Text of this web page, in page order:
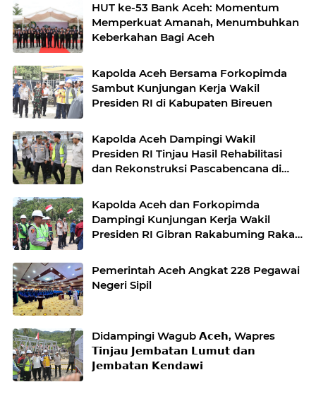
HUT ke-53 Bank Aceh: Momentum
Memperkuat Amanah, Menumbuhkan
Keberkahan Bagi Aceh
Kapolda Aceh Bersama Forkopimda
Sambut Kunjungan Kerja Wakil
Presiden RI di Kabupaten Bireuen
Kapolda Aceh Dampingi Wakil
Presiden RI Tinjau Hasil Rehabilitasi
dan Rekonstruksi Pascabencana di
Kapolda Aceh dan Forkopimda
Dampingi Kunjungan Kerja Wakil
Presiden RI Gibran Rakabuming Raka
Pemerintah Aceh Angkat 228 Pegawai
Negeri Sipil
Didampingi Wagub 𝗔𝗰𝗲𝗵, Wapres
𝗧𝗶𝗻𝗷𝗮𝘂 𝗝𝗲𝗺𝗯𝗮𝘁𝗮𝗻 𝗟𝘂𝗺𝘂𝘁 𝗱𝗮𝗻
𝗝𝗲𝗺𝗯𝗮𝘁𝗮𝗻 𝗞𝗲𝗻𝗱𝗮𝘄𝗶